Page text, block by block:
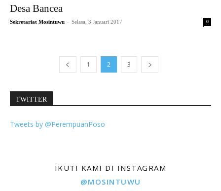
Desa Bancea
Sekretariat Mosintuwu - Selasa, 3 Januari 2017 0
1 2 3
TWITTER
Tweets by @PerempuanPoso
IKUTI KAMI DI INSTAGRAM
@MOSINTUWU